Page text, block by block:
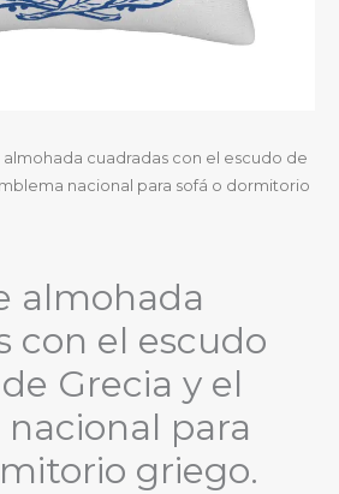
almohada cuadradas con el escudo de
nacional para sofá o dormitorio
almohada
con el escudo
Grecia y el
para
griego.